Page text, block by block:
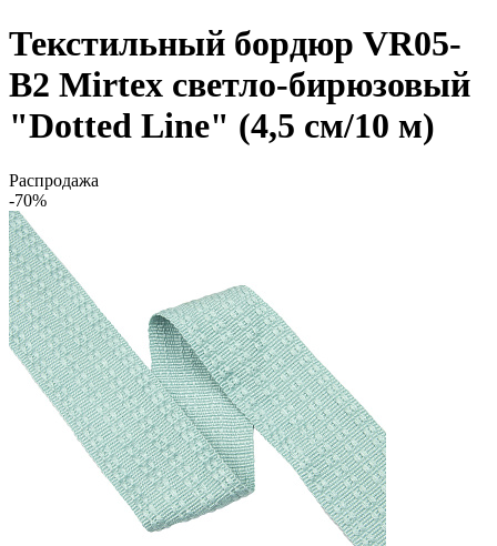
Текстильный бордюр VR05-
B2 Mirtex светло-бирюзовый
"Dotted Line" (4,5 см/10 м)
Распродажа
-70%